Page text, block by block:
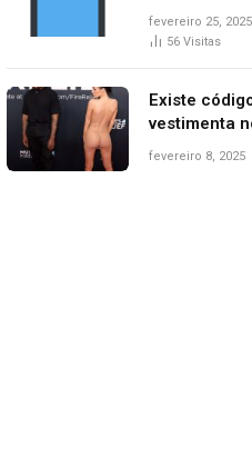
presidente
fevereiro 25, 2025
56 Visitas
Existe
vestimenta
fevereiro 8, 2025